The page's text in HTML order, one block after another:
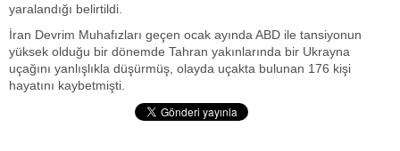
yaralandığı belirtildi.
İran Devrim Muhafızları geçen ocak ayında ABD ile tansiyonun
yüksek olduğu bir dönemde Tahran yakınlarında bir Ukrayna
uçağını yanlışlıkla düşürmüş, olayda uçakta bulunan 176 kişi
hayatını kaybetmişti.